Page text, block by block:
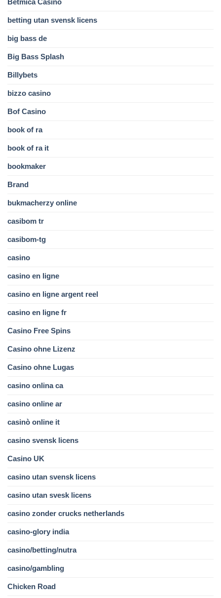
betting utan svensk licens
big bass de
Big Bass Splash
Billybets
bizzo casino
Bof Casino
book of ra
book of ra it
bookmaker
Brand
bukmacherzy online
casibom tr
casibom-tg
casino
casino en ligne
casino en ligne argent reel
casino en ligne fr
Casino Free Spins
Casino ohne Lizenz
Casino ohne Lugas
casino onlina ca
casino online ar
casinò online it
casino svensk licens
Casino UK
casino utan svensk licens
casino utan svesk licens
casino zonder crucks netherlands
casino-glory india
casino/betting/nutra
casino/gambling
Chicken Road